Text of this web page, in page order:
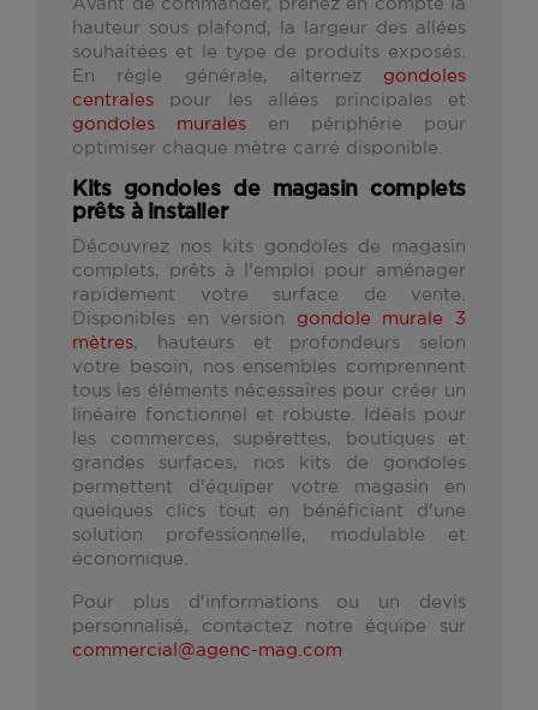
hauteur sous plafond, la largeur des allées
souhaitées et le type de produits exposés.
En règle générale, alternez gondoles
centrales pour les allées principales et
gondoles murales en périphérie pour
optimiser chaque mètre carré disponible.
Kits gondoles de magasin complets
prêts à installer
Découvrez nos kits gondoles de magasin
complets, prêts à l'emploi pour aménager
rapidement votre surface de vente.
Disponibles en version gondole murale 3
mètres, hauteurs et profondeurs selon
votre besoin, nos ensembles comprennent
tous les éléments nécessaires pour créer un
linéaire fonctionnel et robuste. Idéals pour
les commerces, supérettes, boutiques et
grandes surfaces, nos kits de gondoles
permettent d'équiper votre magasin en
quelques clics tout en bénéficiant d'une
solution professionnelle, modulable et
économique.
Pour plus d'informations ou un devis
personnalisé, contactez notre équipe sur
commercial@agenc-mag.com